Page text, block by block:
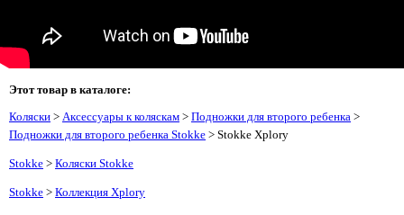
Этот товар в каталоге:
Коляски > Аксессуары к коляскам > Подножки для второго ребенка >
Подножки для второго ребенка Stokke > Stokke Xplory
Stokke > Коляски Stokke
Stokke > Коллекция Xplory